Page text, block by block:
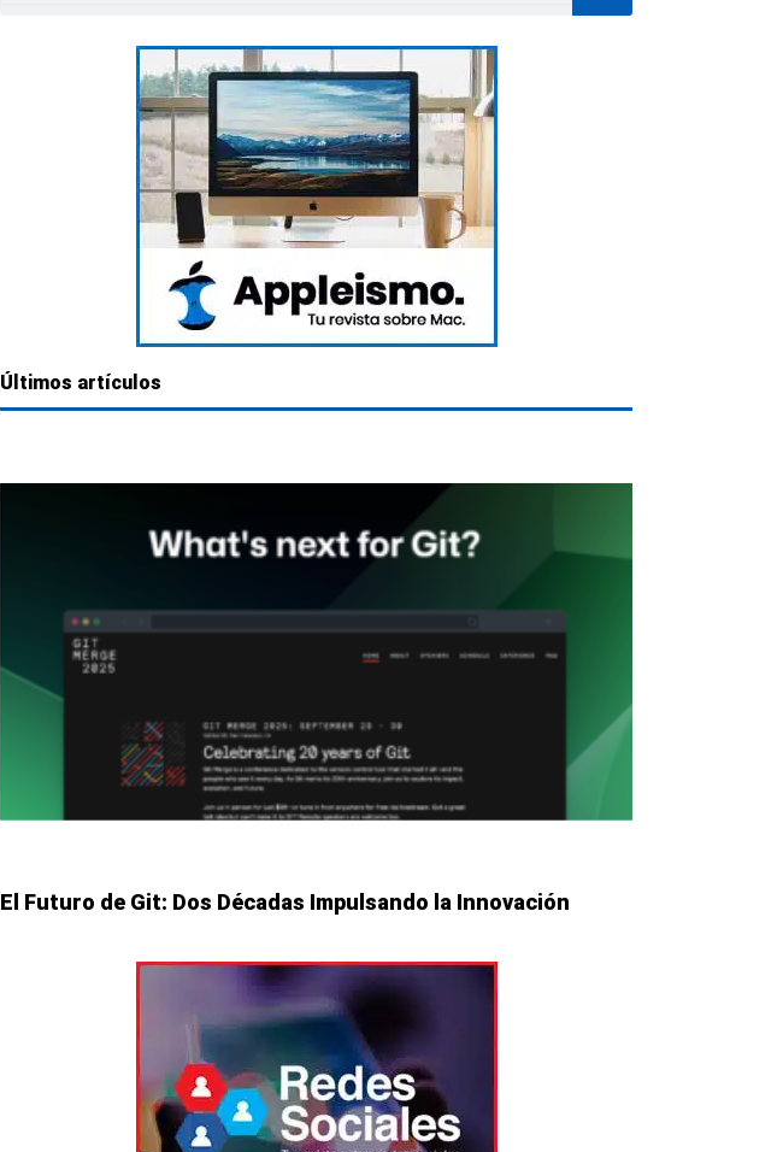
Últimos artículos
El Futuro de Git: Dos Décadas Impulsando la Innovación